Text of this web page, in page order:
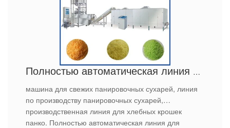
Полностью автоматическая линия для обработки хлебных крошек Panko
машина для свежих панировочных сухарей, линия
по производству панировочных сухарей,
производственная линия для хлебных крошек
панко. Полностью автоматическая линия для